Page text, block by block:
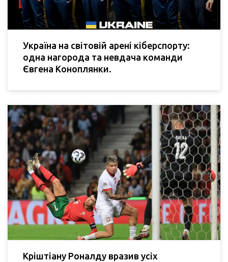
Україна на світовій арені кіберспорту:
одна нагорода та невдача команди
Євгена Коноплянки.
Кріштіану Роналду вразив усіх